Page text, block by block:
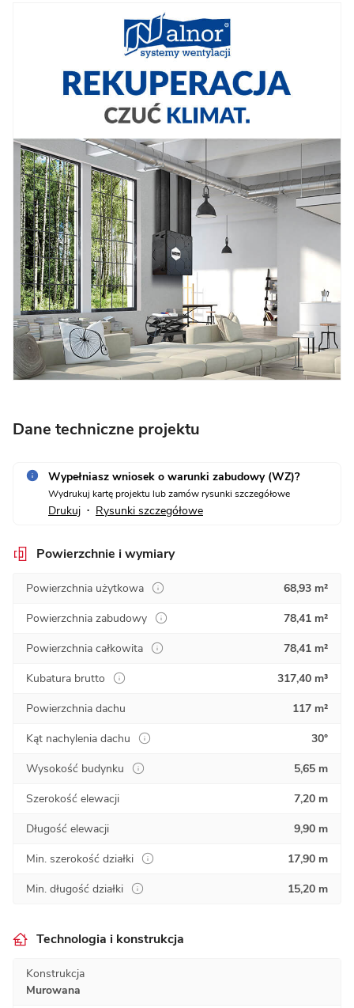
Dane techniczne projektu
Wypełniasz wniosek o warunki zabudowy (WZ)?
Wydrukuj kartę projektu lub zamów rysunki szczegółowe
Drukuj • Rysunki szczegółowe
Powierzchnie i wymiary
Powierzchnia użytkowa
68,93 m²
Powierzchnia zabudowy
78,41 m²
Powierzchnia całkowita
78,41 m²
Kubatura brutto
317,40 m³
Powierzchnia dachu
117 m²
Kąt nachylenia dachu
30°
Wysokość budynku
5,65 m
Szerokość elewacji
7,20 m
Długość elewacji
9,90 m
Min. szerokość działki
17,90 m
Min. długość działki
15,20 m
Technologia i konstrukcja
Konstrukcja
Murowana